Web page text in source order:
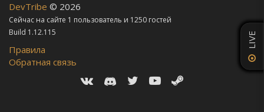
LIVE
DevTribe © 2026
Сейчас на сайте 1 пользователь и 1250 гостей
Build 1.12.115
Правила
Обратная связь